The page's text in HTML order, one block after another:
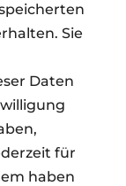
Sie
Daten
für
haben